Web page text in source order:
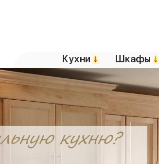
Кухни↓ Шкафы↓